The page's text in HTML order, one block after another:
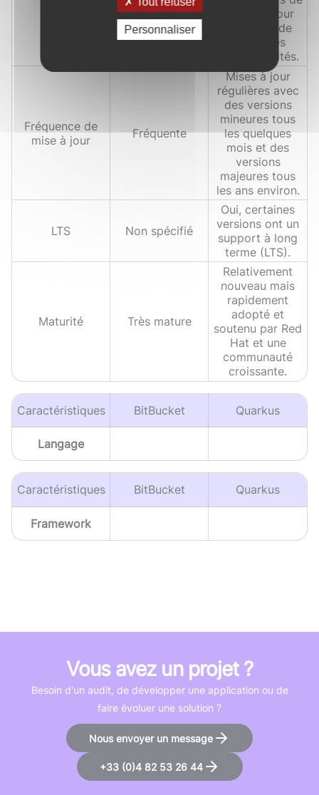
Atlassian
Quarkus pour
tirer parti de
toutes ses
fonctionnalités.
Fréquence de
mise à jour
Fréquente
Mises à jour
régulières avec
des versions
mineures tous
les quelques
mois et des
versions
majeures tous
les ans environ.
LTS Non spécifié
Oui, certaines
versions ont un
support à long
terme (LTS).
Maturité Très mature
Relativement
nouveau mais
rapidement
adopté et
soutenu par Red
Hat et une
communauté
croissante.
Caractéristiques BitBucket Quarkus
Langage
Caractéristiques BitBucket Quarkus
Framework
Vous avez un projet ?
Besoin d'un audit, de développer une application ou de
faire évoluer une solution ?
Nous envoyer un message
+33 (0)4 82 53 26 44
Personnaliser